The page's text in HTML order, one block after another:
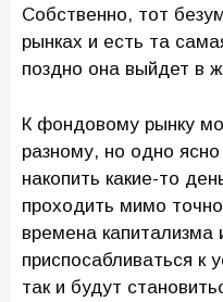
Собственно, тот
рынках и есть та
поздно она выйдет в
К фондовому рынку
разному, но одно
накопить какие-то
проходить мимо
времена капитализма
приспосабливаться к
так и будут